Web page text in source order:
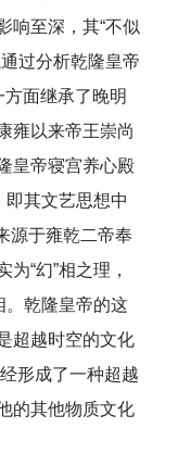
响至深，其“不似
过分析乾隆皇帝
面继承了晚明
雍以来帝王崇尚
皇帝寝宫养心殿
即其文艺思想中
源于雍乾二帝奉
“幻”相之理，
。乾隆皇帝的这
超越时空的文化
形成了一种超越
的其他物质文化